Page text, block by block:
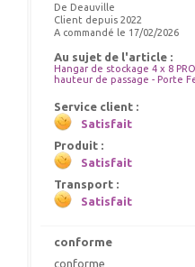
De Deauville
Client depuis 2022
A commandé le 17/02/2026
Au sujet de l'article :
Hangar de stockage 4 x 8
hauteur de passage - Porte
Service client :
Satisfait
Produit :
Satisfait
Transport :
Satisfait
conforme
conforme